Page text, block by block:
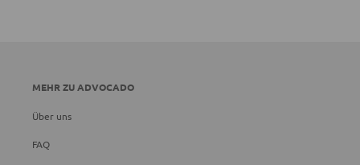
MEHR ZU ADVOCADO
Über uns
FAQ